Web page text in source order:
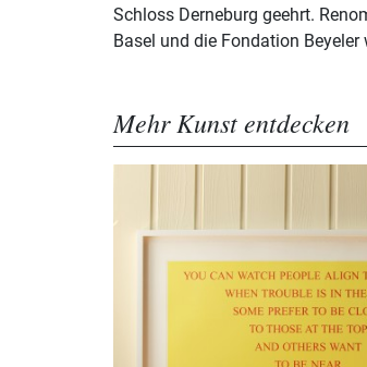
Schloss Derneburg geehrt.
Basel und die Fondation
Mehr Kunst entdecken